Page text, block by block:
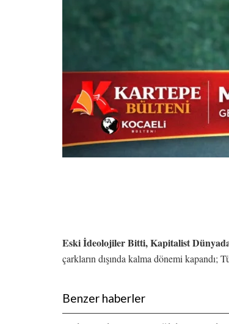
Eski İdeolojiler Bitti, Kapitalist
çarkların dışında kalma dönemi kapandı;
Benzer haberler